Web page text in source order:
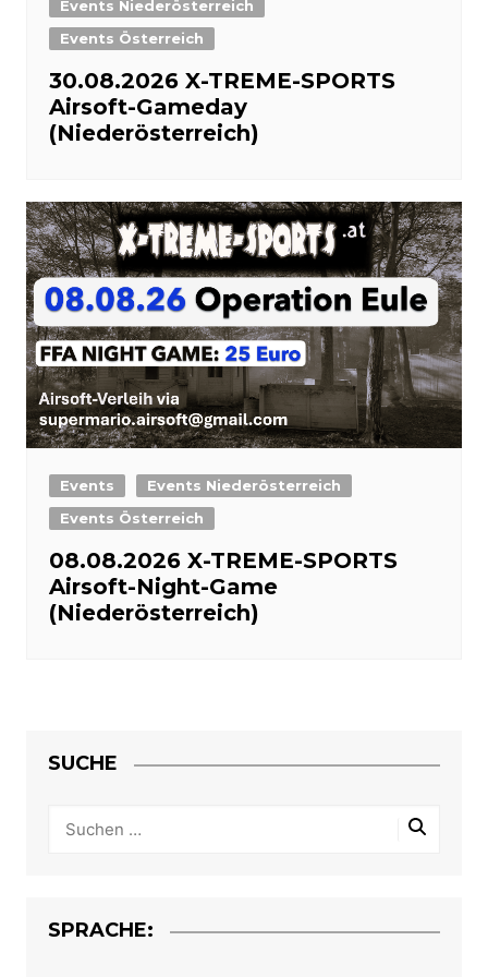
Events Niederösterreich
Events Österreich
30.08.2026 X-TREME-SPORTS
Airsoft-Gameday
(Niederösterreich)
Events
Events Niederösterreich
Events Österreich
08.08.2026 X-TREME-SPORTS
Airsoft-Night-Game
(Niederösterreich)
SUCHE
SPRACHE: